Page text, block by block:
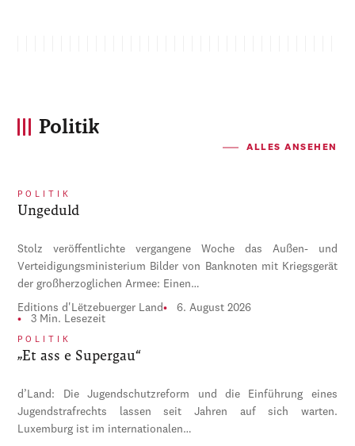
Politik
ALLES ANSEHEN
POLITIK
Ungeduld
Stolz veröffentlichte vergangene Woche das Außen- und
Verteidigungsministerium Bilder von Banknoten mit Kriegsgerät
der großherzoglichen Armee: Einen…
Editions d'Lëtzebuerger Land
6. August 2026
3 Min. Lesezeit
POLITIK
„Et ass e Supergau“
d’Land: Die Jugendschutzreform und die Einführung eines
Jugendstrafrechts lassen seit Jahren auf sich warten.
Luxemburg ist im internationalen…